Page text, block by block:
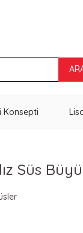
Konsepti
Süs